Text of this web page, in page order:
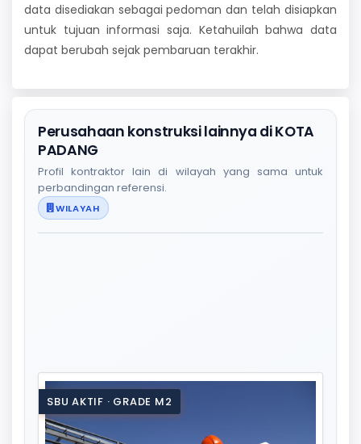
data disediakan sebagai pedoman dan telah disiapkan
untuk tujuan informasi saja. Ketahuilah bahwa data
dapat berubah sejak pembaruan terakhir.
Perusahaan konstruksi lainnya di KOTA
PADANG
Profil kontraktor lain di wilayah yang sama untuk
perbandingan referensi.
WILAYAH
SBU AKTIF · GRADE M2